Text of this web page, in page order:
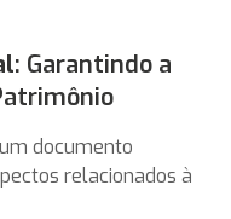
: Garantindo a
documento
relacionados à